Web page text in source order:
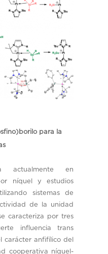
para la
actualmente en
níquel y estudios
sistemas de
de la unidad
caracteriza por tres
influencia trans
carácter anfifílico del
cooperativa níquel-